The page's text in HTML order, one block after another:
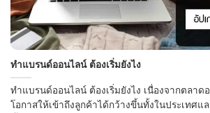
ทำแบรนด์ออนไลน์ ต้องเริ่มยังไง
ทำแบรนด์ออนไลน์ ต้องเริ่มยังไง เนื่องจากตลาด
โอกาสให้เข้าถึงลูกค้าได้กว้างขึ้นทั้งในประเทศแ